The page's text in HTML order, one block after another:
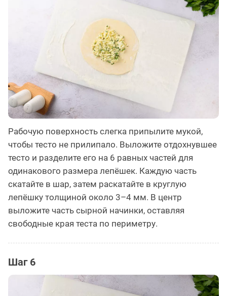
Рабочую поверхность слегка припылите мукой,
чтобы тесто не прилипало. Выложите отдохнувшее
тесто и разделите его на 6 равных частей для
одинакового размера лепёшек. Каждую часть
скатайте в шар, затем раскатайте в круглую
лепёшку толщиной около 3–4 мм. В центр
выложите часть сырной начинки, оставляя
свободные края теста по периметру.
Шаг 6